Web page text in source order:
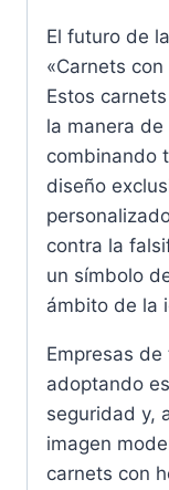
El futuro de
«Carnets
Estos
la manera
combinando
diseño
contra la
un símbolo
ámbito de la
Empresas
adoptando
seguridad y,
imagen
carnets con